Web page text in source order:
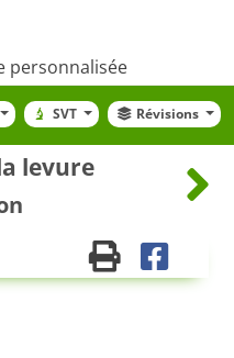
personnalisée
SVT Révisions
levure